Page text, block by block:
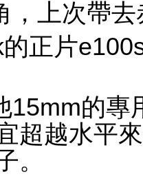
，上次帶
正片
15mm的專
超越水平
。